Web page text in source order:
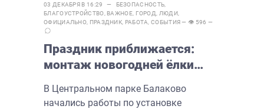
03 ДЕКАБРЯ В 16:29 — БЕЗОПАСНОСТЬ
БЛАГОУСТРОЙСТВО ВАЖНОЕ, ГОРОД ЛЮДИ,
ОФИЦИАЛЬНО ПРАЗДНИК РАБОТА ,СОБЫТИЯ— 👁 596 —
Праздник приближается:
монтаж новогодней ёлки
парке Балаково
В Центральном парке Балаково
начались работы по установке